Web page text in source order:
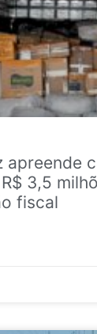
apreende
3,5
fiscal